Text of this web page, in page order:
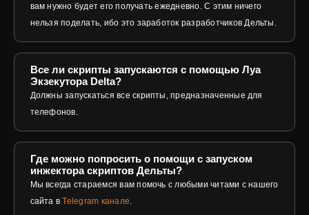
вам нужно будет его получать ежедневно. С этим ничего
нельзя поделать, ибо это заработок разработчиков Дельты.
Все ли скрипты запускаются с помощью Луа
Экзекутора Delta?
Должны запускаться все скрипты, предназначенные для
телефонов.
Где можно попросить о помощи с запуском
инжектора скриптов Дельты?
Мы всегда стараемся вам помочь с любыми читами с нашего
сайта вTelegram канале.